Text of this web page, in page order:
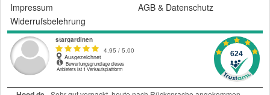
Impressum
AGB & Datenschutz
Widerrufsbelehrung